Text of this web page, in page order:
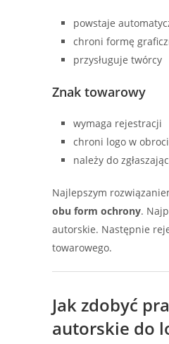
powstaje
chroni formę
przysługuje twórcy
Znak towarowy
wymaga rejestracji
chroni logo w
należy do
Najlepszym
obu form ochrony.
autorskie. Następnie
towarowego.
Jak zdobyć
autorskie do